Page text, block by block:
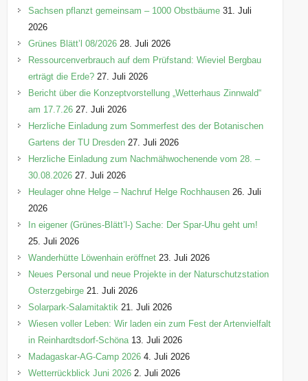
r
e
n
Sachsen pflanzt gemeinsam – 1000 Obstbäume 31. Juli
2026
Grünes Blätt’l 08/2026 28. Juli 2026
Ressourcenverbrauch auf dem Prüfstand: Wieviel Bergbau
erträgt die Erde? 27. Juli 2026
Bericht über die Konzeptvorstellung „Wetterhaus Zinnwald“
am 17.7.26 27. Juli 2026
Herzliche Einladung zum Sommerfest des der Botanischen
Gartens der TU Dresden 27. Juli 2026
Herzliche Einladung zum Nachmähwochenende vom 28. –
30.08.2026 27. Juli 2026
Heulager ohne Helge – Nachruf Helge Rochhausen 26. Juli
2026
In eigener (Grünes-Blätt’l-) Sache: Der Spar-Uhu geht um!
25. Juli 2026
Wanderhütte Löwenhain eröffnet 23. Juli 2026
Neues Personal und neue Projekte in der Naturschutzstation
Osterzgebirge 21. Juli 2026
Solarpark-Salamitaktik 21. Juli 2026
Wiesen voller Leben: Wir laden ein zum Fest der Artenvielfalt
in Reinhardtsdorf-Schöna 13. Juli 2026
Madagaskar-AG-Camp 2026 4. Juli 2026
Wetterrückblick Juni 2026 2. Juli 2026